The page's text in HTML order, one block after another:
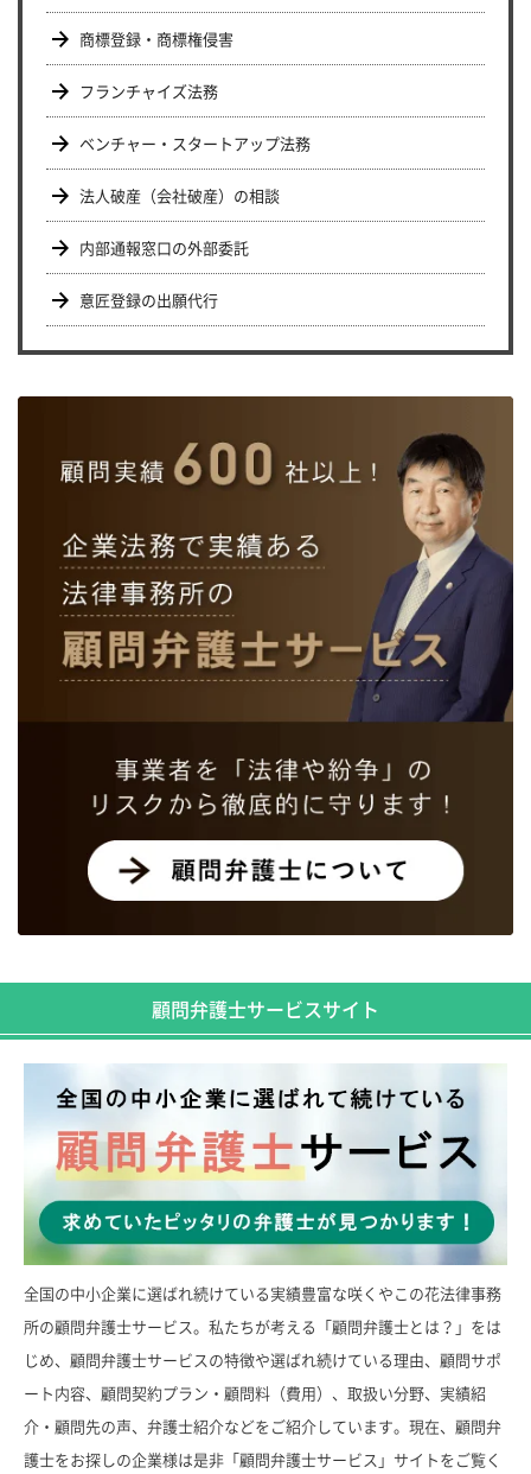
商標登録・商標権侵害
フランチャイズ法務
ベンチャー・スタートアップ法務
法人破産（会社破産）の相談
内部通報窓口の外部委託
意匠登録の出願代行
顧問弁護士サービスサイト
全国の中小企業に選ばれ続けている実績豊富な咲くやこの花法律事務
所の顧問弁護士サービス。私たちが考える「顧問弁護士とは？」をは
じめ、顧問弁護士サービスの特徴や選ばれ続けている理由、顧問サポ
ート内容、顧問契約プラン・顧問料（費用）、取扱い分野、実績紹
介・顧問先の声、弁護士紹介などをご紹介しています。現在、顧問弁
護士をお探しの企業様は是非「顧問弁護士サービス」サイトをご覧く